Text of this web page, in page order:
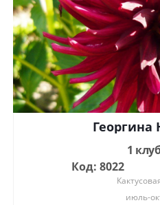
Георгина
1
Код: 8022
июль-